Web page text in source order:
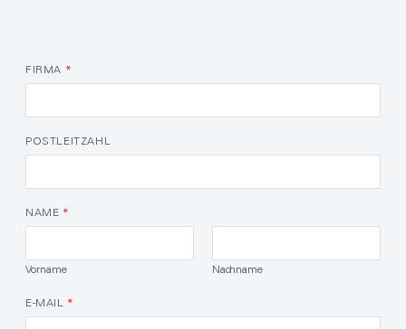
FIRMA *
POSTLEITZAHL
NAME *
Vorname Nachname
E-MAIL *